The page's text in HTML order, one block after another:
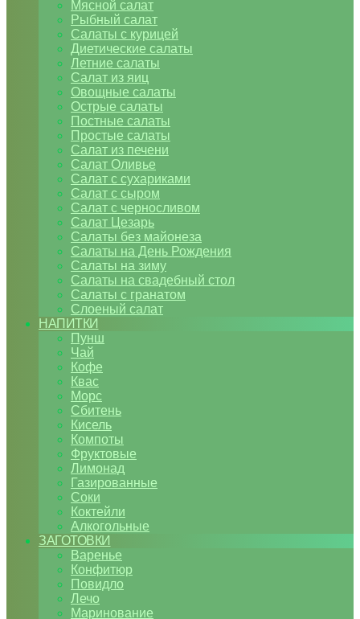
Мясной салат
Рыбный салат
Салаты с курицей
Диетические салаты
Летние салаты
Салат из яиц
Овощные салаты
Острые салаты
Постные салаты
Простые салаты
Салат из печени
Салат Оливье
Салат с сухариками
Салат с сыром
Салат с черносливом
Салат Цезарь
Салаты без майонеза
Салаты на День Рождения
Салаты на зиму
Салаты на свадебный стол
Салаты с гранатом
Слоеный салат
НАПИТКИ
Пунш
Чай
Кофе
Квас
Морс
Сбитень
Кисель
Компоты
Фруктовые
Лимонад
Газированные
Соки
Коктейли
Алкогольные
ЗАГОТОВКИ
Варенье
Конфитюр
Повидло
Лечо
Маринование